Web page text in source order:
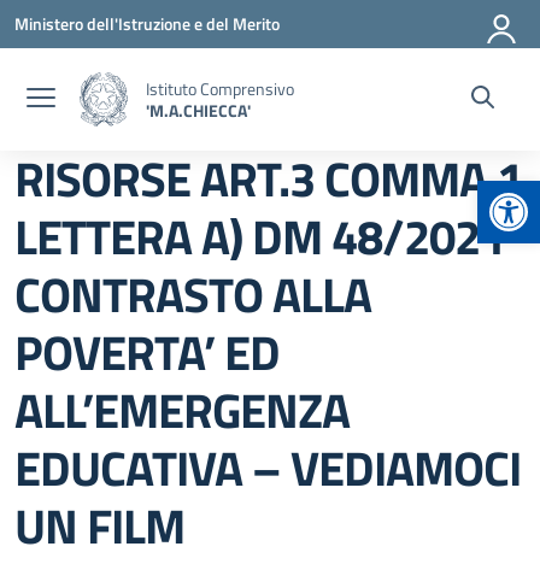
Vai ai contenuti
Vai al menu di navigazione
Vai al footer
Ministero dell'Istruzione e del Merito
Istituto Comprensivo
'M.A.CHIECCA'
RISORSE ART.3 COMMA 1
LETTERA A) DM 48/2021
CONTRASTO ALLA
POVERTA’ ED
ALL’EMERGENZA
EDUCATIVA – VEDIAMOCI
UN FILM